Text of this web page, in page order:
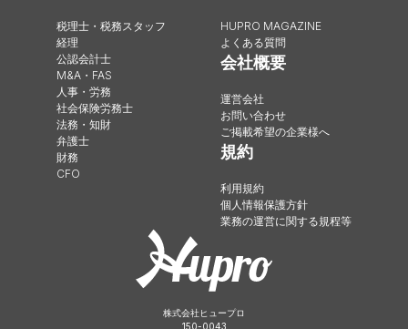
税理士・税務スタッフ
経理
公認会計士
M&A・FAS
人事・労務
社会保険労務士
法務・知財
弁護士
財務
CFO
HUPRO MAGAZINE
よくある質問
会社概要
運営会社
お問い合わせ
ご掲載希望の企業様へ
規約
利用規約
個人情報保護方針
業務の運営に関する規程等
株式会社ヒュープロ
150-0043